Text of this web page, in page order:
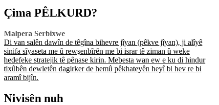
Çima PÊLKURD?
Malpera Serbixwe
Di van salên dawîn de têgîna bihevre jîyan (pêkve jîyan), ji alîyê
sinifa sîyaseta me û rewşenbîrên me bi israr tê ziman û weke
hedefeke stratejik tê pênase kirin. Mebesta wan ew e ku di hindur
tixûbên dewletên dagirker de hemû pêkhateyên heyî bi hev re bi
aramî bijîn.
Nivisên nuh